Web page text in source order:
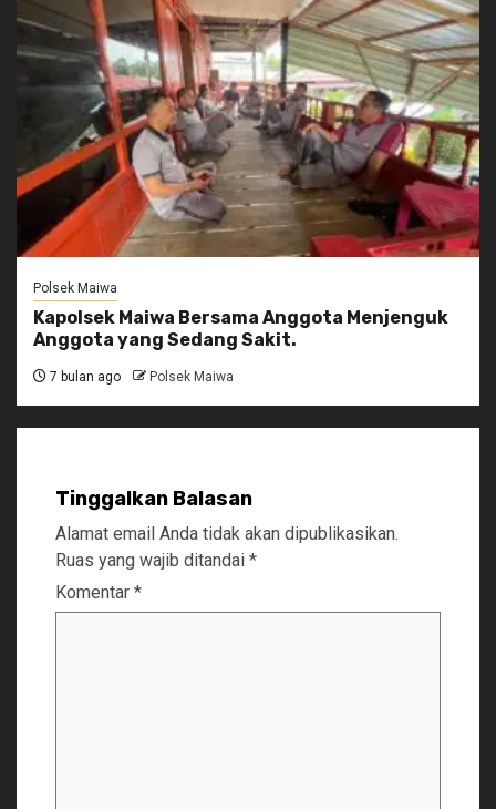
Polsek Maiwa
Kapolsek Maiwa Bersama Anggota Menjenguk
Anggota yang Sedang Sakit.
7 bulan ago Polsek Maiwa
Tinggalkan Balasan
Alamat email Anda tidak akan dipublikasikan.
Ruas yang wajib ditandai *
Komentar *